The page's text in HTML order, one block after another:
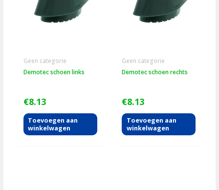
Geen categorie
Demotec schoen links
€8.13
Toevoegen aan
winkelwagen
Geen categorie
Demotec schoen rechts
€8.13
Toevoegen aan
winkelwagen